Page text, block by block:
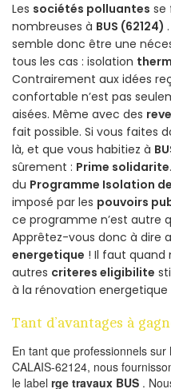
Les sociétés polluantes se
nombreuses à BUS (62124)
semble donc être une
tous les cas : isolation
Contrairement aux idées
confortable n’est pas
aisées. Même avec des
fait possible. Si vous faites
là, et que vous habitiez à
sûrement : Prime solidarite
du Programme Isolation
imposé par les pouvoirs
ce programme n’est autre
Apprêtez-vous donc à dire
energetique ! Il faut quand
autres criteres eligibilite
à la rénovation energetique
Tant d’avantages à
En tant que professionnels
CALAIS-62124, nous
le label rge travaux BUS .